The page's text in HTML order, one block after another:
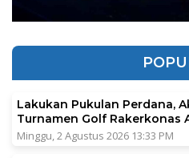
Lakukan Pukulan Perdana,
Turnamen Golf Rakerkonas
Minggu, 2 Agustus 2026 13:33 PM